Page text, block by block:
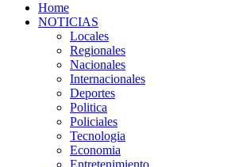
Home
NOTICIAS
Locales
Regionales
Nacionales
Internacionales
Deportes
Politica
Policiales
Tecnologia
Economia